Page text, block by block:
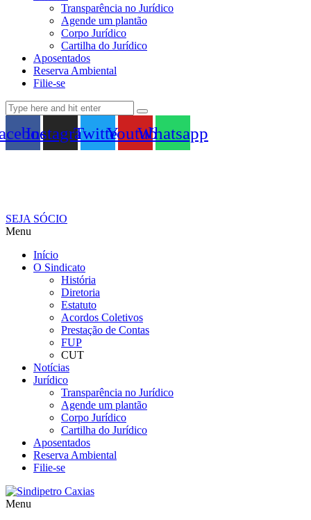
Transparência no Jurídico
Agende um plantão
Corpo Jurídico
Cartilha do Jurídico
Aposentados
Reserva Ambiental
Filie-se
InstagramTwitterYoutubeWhatsapp
SEJA SÓCIO
Menu
Início
O Sindicato
História
Diretoria
Estatuto
Acordos Coletivos
Prestação de Contas
FUP
CUT
Notícias
Jurídico
Transparência no Jurídico
Agende um plantão
Corpo Jurídico
Cartilha do Jurídico
Aposentados
Reserva Ambiental
Filie-se
Menu